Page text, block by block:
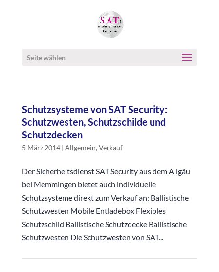
Seite wählen
Schutzsysteme von SAT Security:
Schutzwesten, Schutzschilde und
Schutzdecken
5 März 2014| Allgemein, Verkauf
Der Sicherheitsdienst SAT Security aus dem Allgäu
bei Memmingen bietet auch individuelle
Schutzsysteme direkt zum Verkauf an: Ballistische
Schutzwesten Mobile Entladebox Flexibles
Schutzschild Ballistische Schutzdecke Ballistische
Schutzwesten Die Schutzwesten von SAT...